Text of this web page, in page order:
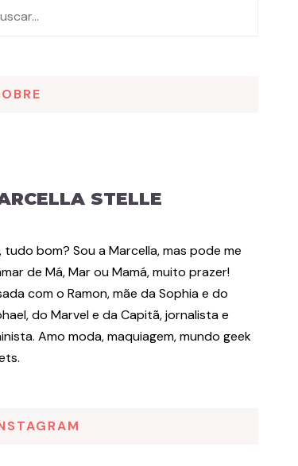
STELLE
tudo bom? Sou a Marcella, mas pode me
de Má, Mar ou Mamá, muito prazer!
com o Ramon, mãe da Sophia e do
do Marvel e da Capitã, jornalista e
Amo moda, maquiagem, mundo geek